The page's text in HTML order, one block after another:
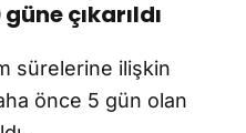
çıkarıldı
sürelerine ilişkin
önce 5 gün olan